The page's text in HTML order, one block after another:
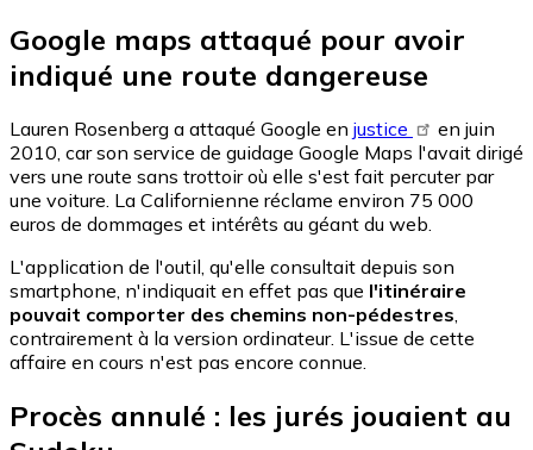
Google maps attaqué pour avoir
indiqué une route dangereuse
Lauren Rosenberg a attaqué Google en justice
en juin
2010, car son service de guidage Google Maps l'avait dirigé
vers une route sans trottoir où elle s'est fait percuter par
une voiture. La Californienne réclame environ 75 000
euros de dommages et intérêts au géant du web.
L'application de l'outil, qu'elle consultait depuis son
smartphone, n'indiquait en effet pas que l'itinéraire
pouvait comporter des chemins non-pédestres
contrairement à la version ordinateur. L'issue de cette
affaire en cours n'est pas encore connue.
Procès annulé : les jurés jouaient au